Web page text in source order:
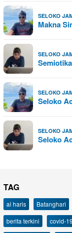
SELOKO
Makna
SELOKO
SELOKO
Seloko
SELOKO
Seloko
TAG
al haris Batanghari
berita terkini
covid-19